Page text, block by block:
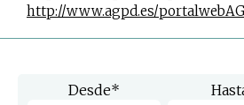
http://www.agpd.es/
Desde*